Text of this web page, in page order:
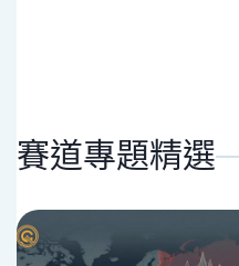
賽道專題精選